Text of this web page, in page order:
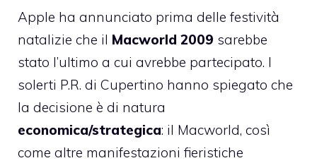
Apple ha annunciato prima delle festività
natalizie che il Macworld 2009 sarebbe
stato l’ultimo a cui avrebbe partecipato. I
solerti P.R. di Cupertino hanno spiegato che
la decisione è di natura
economica/strategica: il Macworld, così
come altre manifestazioni fieristiche